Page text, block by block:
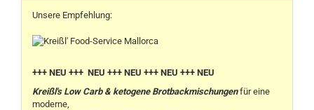
Unsere Empfehlung:
+++ NEU +++ NEU +++ NEU +++ NEU +++ NEU
Kreißl's Low Carb & ketogene Brotbackmischungenfür eine
moderne,